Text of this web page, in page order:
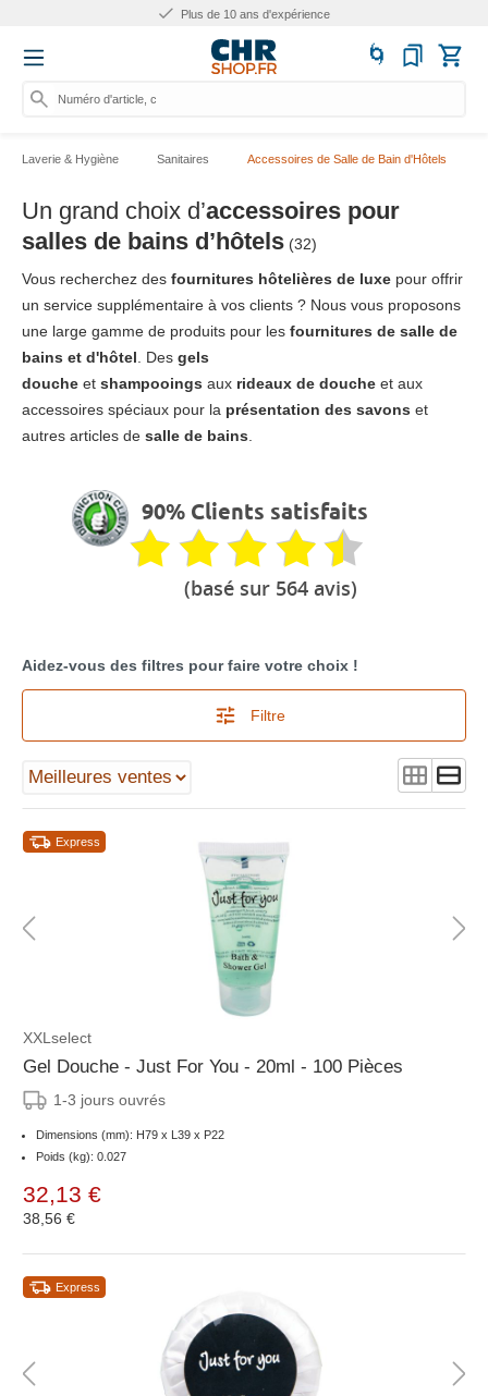
Plus de 10 ans d'expérience
Numéro d'article, catégorie
Laverie & Hygiène Sanitaires Accessoires de Salle de Bain d'Hôtels
Un grand choix d’accessoires pour
salles de bains d’hôtels (32)
Vous recherchez des fournitures hôtelières de luxe pour offrir
un service supplémentaire à vos clients ? Nous vous proposons
une large gamme de produits pour les fournitures de salle de
bains et d'hôtel . Des gels
douche et shampooings aux rideaux de douche et aux
accessoires spéciaux pour la présentation des savons et
autres articles de salle de bains
90% Clients satisfaits
(basé sur 564 avis)
Aidez-vous des filtres pour faire votre choix !
Filtre
Express
XXLselect
Gel Douche - Just For You - 20ml - 100 Pièces
1-3 jours ouvrés
Dimensions (mm): H79 x L39 x P22
Poids (kg): 0.027
32,13 €
38,56 €
Express